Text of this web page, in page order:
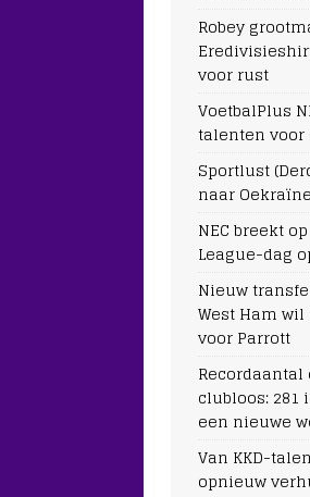
Robey
voor rust
VoetbalPlus
talenten voor
Sportlust
naar
NEC breekt
League-dag
Nieuw
West Ham
voor Parrott
clubloos:
een nieuwe
Van KKD-
opnieuw